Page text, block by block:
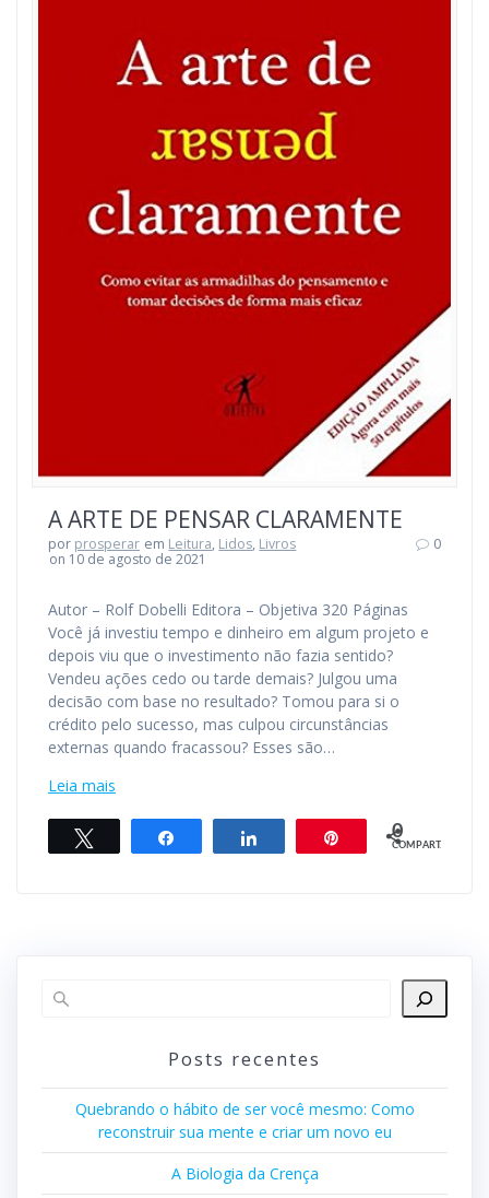
A ARTE DE PENSAR CLARAMENTE
por prosperar em Leitura, Lidos, Livros
on 10 de agosto de 2021
0
Autor – Rolf Dobelli Editora – Objetiva 320 Páginas
Você já investiu tempo e dinheiro em algum projeto e
depois viu que o investimento não fazia sentido?
Vendeu ações cedo ou tarde demais? Julgou uma
decisão com base no resultado? Tomou para si o
crédito pelo sucesso, mas culpou circunstâncias
externas quando fracassou? Esses são…
Leia mais
Compartilhar Compartilhar 0
COMPART.
Posts recentes
Quebrando o hábito de ser você mesmo: Como
reconstruir sua mente e criar um novo eu
A Biologia da Crença